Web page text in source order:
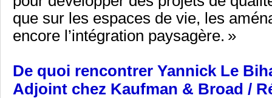
que sur les espaces de vie, les
encore l’intégration paysagère. »
De quoi rencontrer Yannick Le
Adjoint chez Kaufman & Broad /